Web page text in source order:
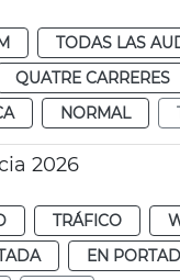
TODAS LAS
QUATRE CARRERES
NORMAL
2026
TRÁFICO
EN